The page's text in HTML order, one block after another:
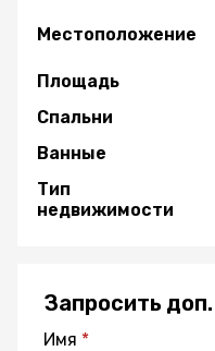
Местоположение
Площадь
Спальни
Ванные
Тип
недвижимости
Запросить
Имя